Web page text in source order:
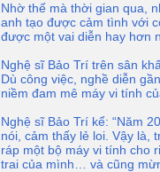
Nhờ thế mà thời gian qua,
anh tạo được cảm tình với
được một vai diễn hay hơn
Nghệ sĩ Bảo Trí trên sân
Dù công việc, nghề diễn
niềm đam mê máy vi tính
Nghệ sĩ Bảo Trí kể: “Năm
nói, cảm thấy lẻ loi. Vậy là,
ráp một bộ máy vi tính cho
trai của mình… và cũng